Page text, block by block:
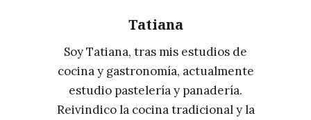
Tatiana
Soy Tatiana, tras mis estudios de
cocina y gastronomía, actualmente
estudio pastelería y panadería.
Reivindico la cocina tradicional y la